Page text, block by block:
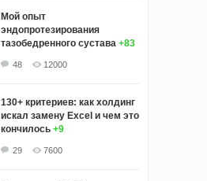
Мой опыт
эндопротезирования
тазобедренного сустава +83
48 12000
130+ критериев: как холдинг
искал замену Excel и чем это
кончилось +9
29 7600